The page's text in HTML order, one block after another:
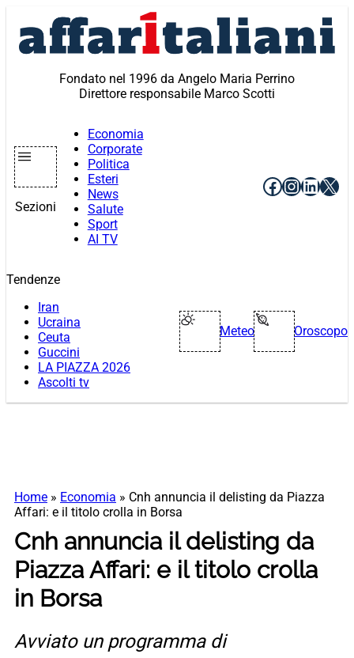
contenuto
Fondato nel 1996 da Angelo Maria Perrino
Direttore responsabile Marco Scotti
Sezioni
Economia
Corporate
Politica
Esteri
News
Salute
Sport
AI TV
Facebook
X
Tendenze
Iran
Ucraina
Ceuta
Guccini
LA PIAZZA 2026
Ascolti tv
Meteo Oroscopo
Home » Economia » Cnh annuncia il delisting da Piazza
Affari: e il titolo crolla in Borsa
Cnh annuncia il delisting da
Piazza Affari: e il titolo crolla
in Borsa
Avviato un programma di